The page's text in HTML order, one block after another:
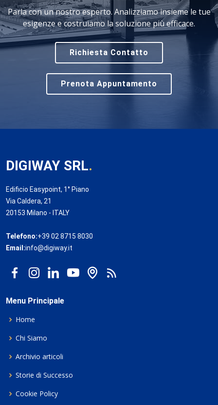
Parla con un nostro esperto. Analizziamo insieme le tue
esigenze e costruiamo la soluzione più efficace.
Richiesta Contatto
Prenota Appuntamento
DIGIWAY SRL.
Edificio Easypoint, 1° Piano
Via Caldera, 21
20153 Milano - ITALY
Telefono:+39 02 8715 8030
Email:info@digiway.it
Menu Principale
Home
Chi Siamo
Archivio articoli
Storie di Successo
Cookie Policy